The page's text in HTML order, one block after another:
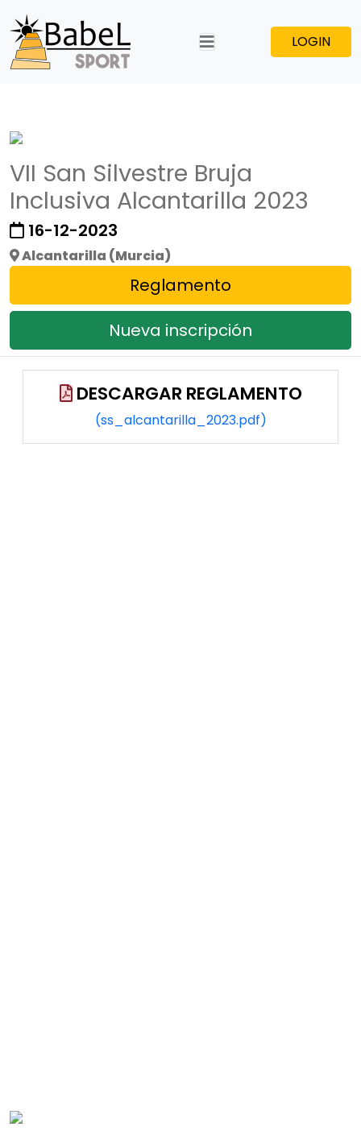
LOGIN
VII San Silvestre Bruja
Inclusiva Alcantarilla 2023
16-12-2023
Alcantarilla (Murcia)
Reglamento
Nueva inscripción
DESCARGAR REGLAMENTO
(ss_alcantarilla_2023.pdf)